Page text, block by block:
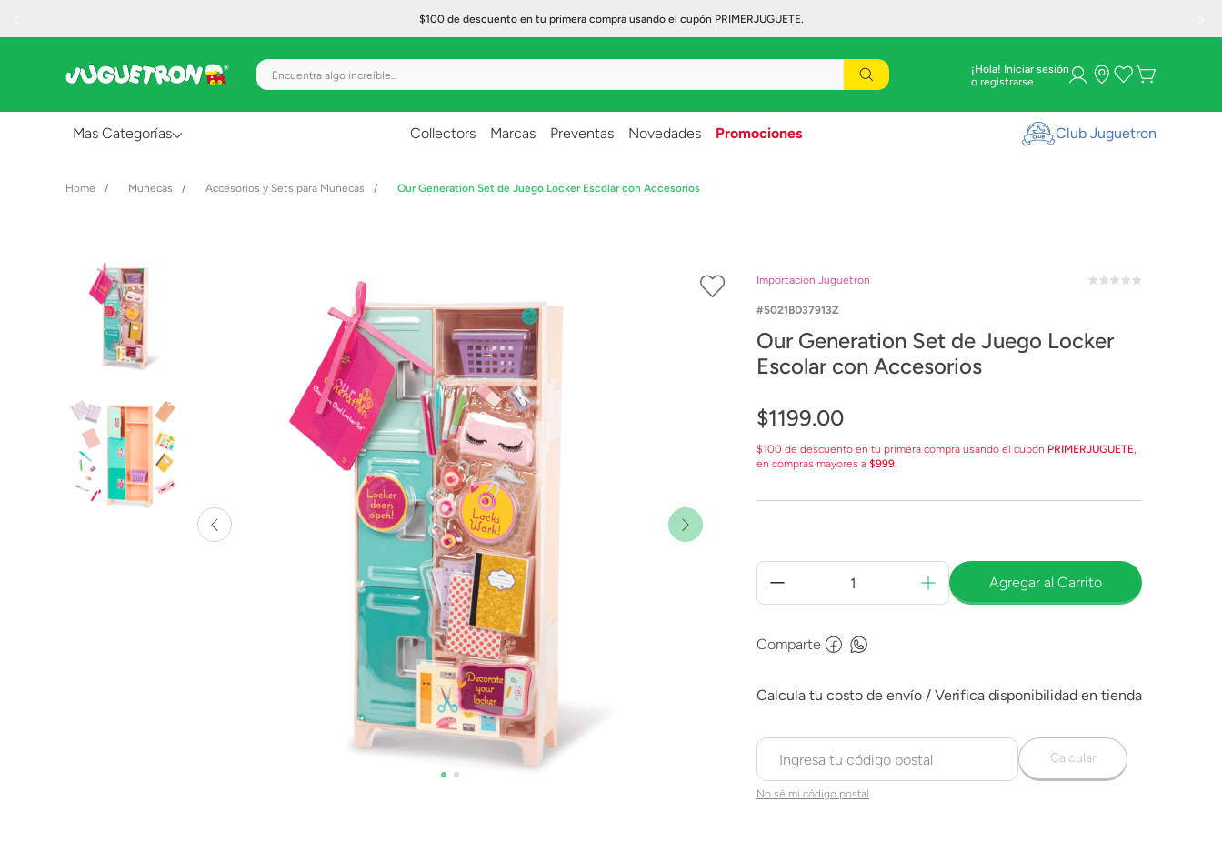
$100 de descuento en tu primera compra usando el cupón PRIMERJUGUETE.
Encuentra algo increíble... ¡Hola! Iniciar sesión
Mas Categorías
Creatividad y Arte
Figuras de Acción
Gadgets y Electrónicos
Lanzadores
Muñecas
Construcción
Collectors Marcas Preventas Novedades Promociones Club Juguetron
Muñecas Accesorios y Sets para Muñecas Our Generation Set de Juego Locker Escolar con Accesorios
Importacion Juguetron
5021BD37913Z
Our Generation Set de Juego Locker
Escolar con Accesorios
$1199.00
$100 de descuento en tu primera compra usando el cupón PRIMERJUGUETE,
en compras mayores a $999.
Agregar al Carrito
Comparte
No sé mi código postal
Calcular